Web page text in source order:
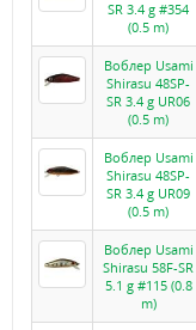
SR 3.4 g #354
(0.5 m)
Воблер Usami
Shirasu 48SP-
SR 3.4 g UR06
(0.5 m)
Воблер Usami
Shirasu 48SP-
SR 3.4 g UR09
(0.5 m)
Воблер Usami
Shirasu 58F-SR
5.1 g #115 (0.8
m)